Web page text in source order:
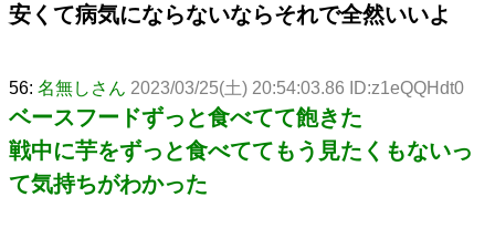
安くて病気にならないならそれで全然いいよ
56: 名無しさん 2023/03/25(土) 20:54:03.86 ID:z1eQQHdt0
ベースフードずっと食べてて飽きた
戦中に芋をずっと食べててもう見たくもないっ
て気持ちがわかった